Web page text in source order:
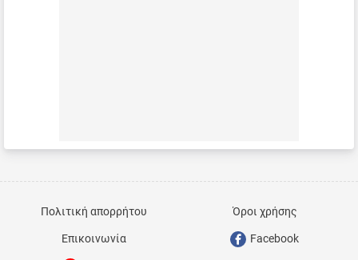
Πολιτική απορρήτου Όροι χρήσης
Επικοινωνία Facebook